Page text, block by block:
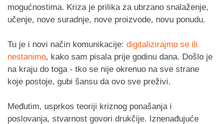
mogućnostima. Kriza je prilika za ubrzano snalaženje,
učenje, nove suradnje, nove proizvode, novu ponudu.
Tu je i novi način komunikacije: digitalizirajmo se ili
nestanimo, kako sam pisala prije godinu dana. Došlo je
na kraju do toga - tko se nije okrenuo na sve strane
koje postoje, gubi šansu da ovo sve preživi.
Međutim, usprkos teoriji kriznog ponašanja i
poslovanja, stvarnost govori drukčije. Iznenađujuće